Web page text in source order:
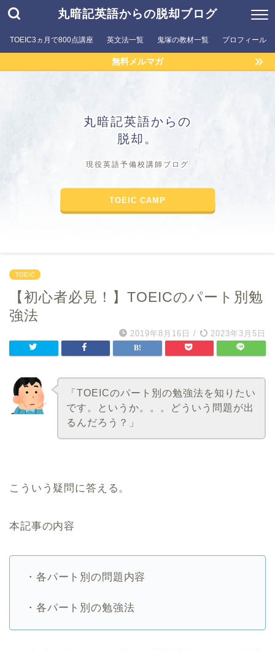
丸暗記英語からの脱却ブログ
TOEIC3ヵ月で800点講座 英文法一覧 鬼塚の教材一覧 プロフィール
無料メルマガ
丸暗記英語からの
脱却。
現役英語予備校講師ブログ
TOEIC CAMP
TOEIC
【初心者必見！】TOEICのパート別勉
強法
2019年8月16日 / 2023年3月5日
「TOEICのパート別の勉強法を知りたい
です。というか。。。どういう問題が出
るんだろう？」
こういう疑問に答える。
本記事の内容
・各パート別の問題内容
・各パート別の勉強法